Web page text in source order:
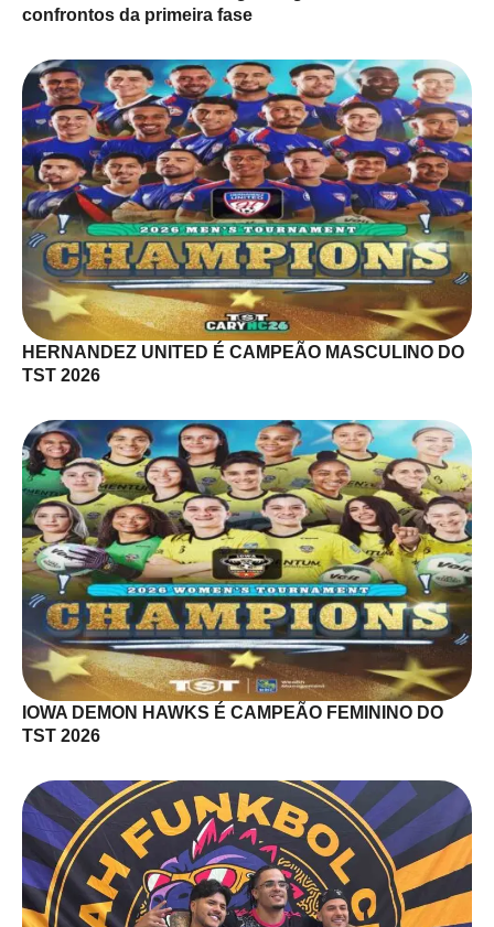
confrontos da primeira fase
HERNANDEZ UNITED É CAMPEÃO MASCULINO DO
TST 2026
IOWA DEMON HAWKS É CAMPEÃO FEMININO DO
TST 2026